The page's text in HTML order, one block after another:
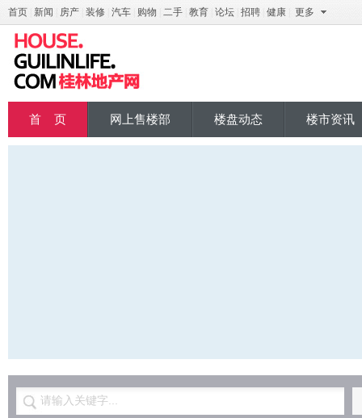
首页 新闻 房产 装修 汽车 购物 二手 教育 论坛 招聘 健康 更多
首 页 网上售楼部 楼盘动态 楼市资讯
请输入关键字...